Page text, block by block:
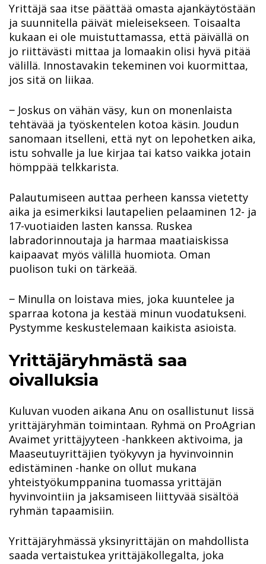
Yrittäjä saa itse päättää omasta ajankäytöstään
ja suunnitella päivät mieleisekseen. Toisaalta
kukaan ei ole muistuttamassa, että päivällä on
jo riittävästi mittaa ja lomaakin olisi hyvä pitää
välillä. Innostavakin tekeminen voi kuormittaa,
jos sitä on liikaa.
‒ Joskus on vähän väsy, kun on monenlaista
tehtävää ja työskentelen kotoa käsin. Joudun
sanomaan itselleni, että nyt on lepohetken aika,
istu sohvalle ja lue kirjaa tai katso vaikka jotain
hömppää telkkarista.
Palautumiseen auttaa perheen kanssa vietetty
aika ja esimerkiksi lautapelien pelaaminen 12- ja
17-vuotiaiden lasten kanssa. Ruskea
labradorinnoutaja ja harmaa maatiaiskissa
kaipaavat myös välillä huomiota. Oman
puolison tuki on tärkeää.
‒ Minulla on loistava mies, joka kuuntelee ja
sparraa kotona ja kestää minun vuodatukseni.
Pystymme keskustelemaan kaikista asioista.
Yrittäjäryhmästä saa
oivalluksia
Kuluvan vuoden aikana Anu on osallistunut Iissä
yrittäjäryhmän toimintaan. Ryhmä on ProAgrian
Avaimet yrittäjyyteen -hankkeen aktivoima, ja
Maaseutuyrittäjien työkyvyn ja hyvinvoinnin
edistäminen -hanke on ollut mukana
yhteistyökumppanina tuomassa yrittäjän
hyvinvointiin ja jaksamiseen liittyvää sisältöä
ryhmän tapaamisiin.
Yrittäjäryhmässä yksinyrittäjän on mahdollista
saada vertaistukea yrittäjäkollegalta, joka